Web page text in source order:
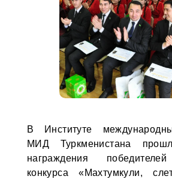
В Институте
МИД Туркменистана
награждения
конкурса «Махтумкули,